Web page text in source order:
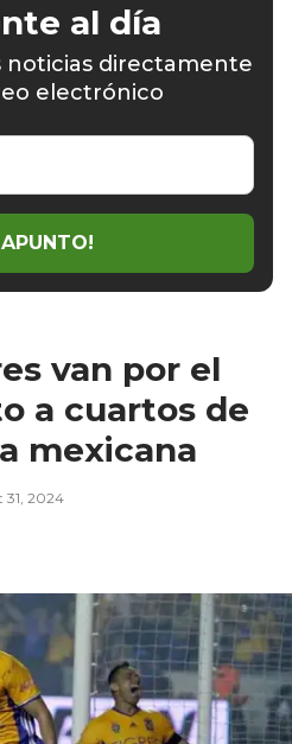
al día
noticias directamente
electrónico
APUNTO!
van por el
a cuartos de
mexicana
31, 2024